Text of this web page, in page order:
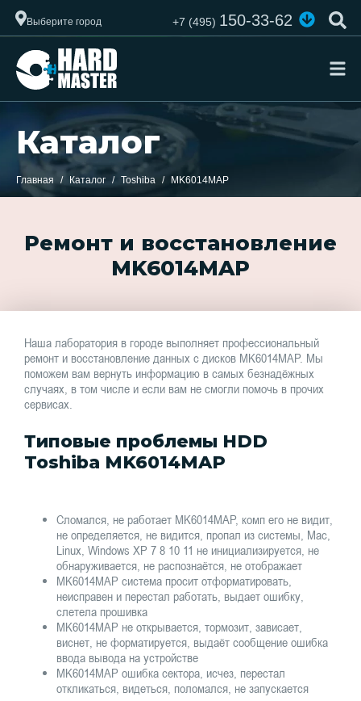
Выберите город +7 (495)150-33-62
Каталог
Главная Каталог Toshiba MK6014MAP
Ремонт и восстановление
MK6014MAP
Наша лаборатория в городе выполняет профессиональный
ремонт и восстановление данных с дисков MK6014MAP. Мы
поможем вам вернуть информацию в самых безнадёжных
случаях, в том числе и если вам не смогли помочь в прочих
сервисах.
Типовые проблемы HDD
Toshiba MK6014MAP
Сломался, не работает MK6014MAP, комп его не видит,
не определяется, не видится, пропал из системы, Mac,
Linux, Windows XP 7 8 10 11 не инициализируется, не
обнаруживается, не распознаётся, не отображает
MK6014MAP система просит отформатировать,
неисправен и перестал работать, выдает ошибку,
слетела прошивка
MK6014MAP не открывается, тормозит, зависает,
виснет, не форматируется, выдаёт сообщение ошибка
ввода вывода на устройстве
MK6014MAP ошибка сектора, исчез, перестал
откликаться, видеться, поломался, не запускается